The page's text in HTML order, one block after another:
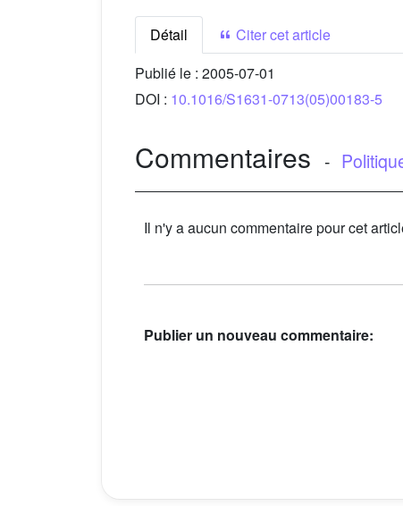
Détail
Citer cet article
Publié le : 2005-07-01
DOI : 10.1016/S1631-0713(05)00183-5
Commentaires -
Il n'y a aucun commentaire pour cet
Publier un nouveau commentaire: